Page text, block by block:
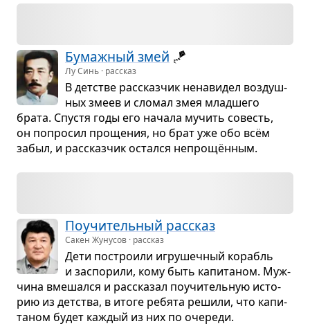
Бумаж­ный змей 🪁
Лу Синь · рассказ
В дет­стве рас­сказ­чик нена­ви­дел воз­душ­
ных змеев и сло­мал змея млад­шего
брата. Спу­стя годы его начала мучить совесть,
он попро­сил про­ще­ния, но брат уже обо всём
забыл, и рас­сказ­чик остался непрощён­ным.
Поучи­тель­ный рас­сказ
Сакен Жунусов · рассказ
Дети постро­или игру­шеч­ный корабль
и заспо­рили, кому быть капи­та­ном. Муж­
чина вме­шался и рас­ска­зал поучи­тель­ную исто­
рию из дет­ства, в итоге ребята решили, что капи­
та­ном будет каж­дый из них по оче­реди.